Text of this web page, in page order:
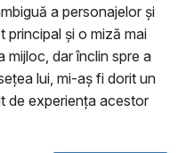
a personajelor și
principal și o miză mai
mijloc, dar înclin spre a
lui, mi-aș fi dorit un
de experiența acestor